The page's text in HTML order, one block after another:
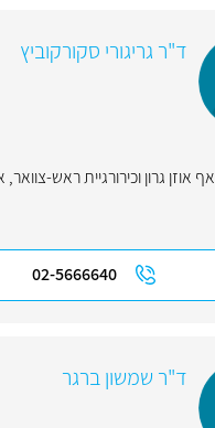
ד"ר גריגורי סקורקוביץ
אף אוזן גרון וכירורגיית ראש-צוואר,
02-5666640
ד"ר שמשון ברגר